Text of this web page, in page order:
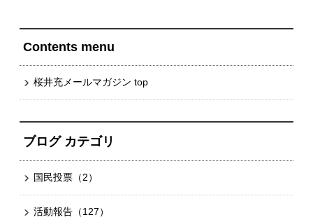
Contents menu
桜井充メールマガジン top
ブログ カテゴリ
国民投票 （2）
活動報告 （127）